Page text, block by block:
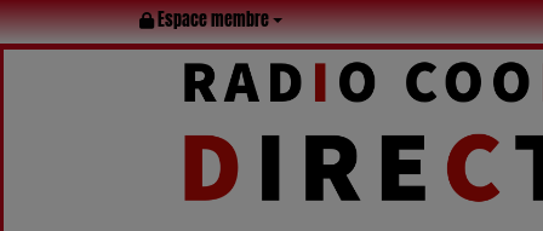
Espace membre